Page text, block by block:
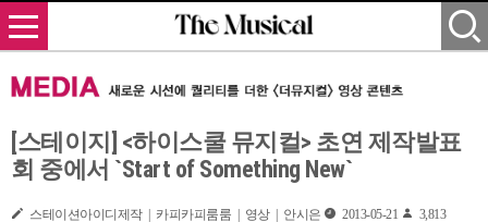
[스테이지] <하이스쿨 뮤지컬> 초연 제작발표
회 중에서 `Start of Something New`
스테이션아이디제작 | 카피카피룸룸 | 영상 | 안시은 2013-05-21 3,813